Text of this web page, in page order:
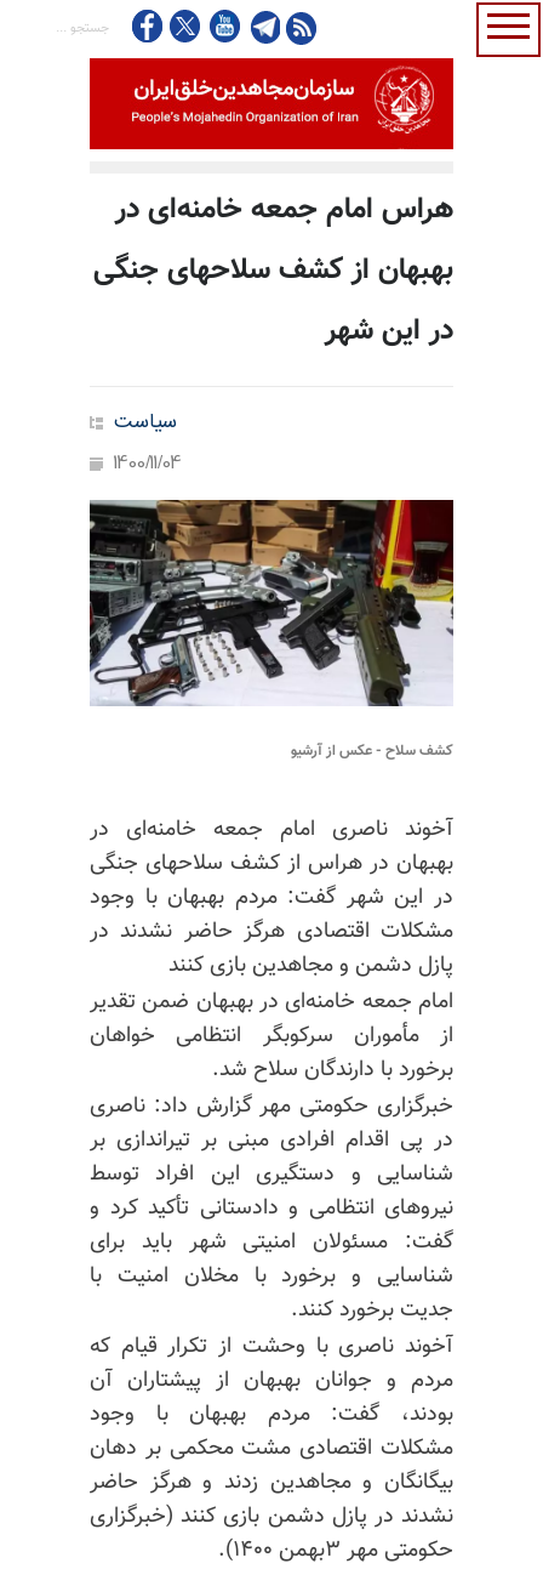
هراس امام جمعه خامنه‌ای در
بهبهان از کشف سلاحهای جنگی
در این شهر
سیاست
1400/11/04
کشف سلاح - عکس از آرشیو
آخوند ناصری امام جمعه خامنه‌ای در
بهبهان در هراس از کشف سلاحهای جنگی
در این شهر گفت: مردم بهبهان با وجود
مشکلات اقتصادی هرگز حاضر نشدند در
پازل دشمن و مجاهدین بازی کنند
امام جمعه خامنه‌ای در بهبهان ضمن تقدیر
از مأموران سرکوبگر انتظامی خواهان
برخورد با دارندگان سلاح شد.
خبرگزاری حکومتی مهر گزارش داد: ناصری
در پی اقدام افرادی مبنی بر تیراندازی بر
شناسایی و دستگیری این افراد توسط
نیروهای انتظامی و دادستانی تأکید کرد و
گفت: مسئولان امنیتی شهر باید برای
شناسایی و برخورد با مخلان امنیت با
جدیت برخورد کنند.
آخوند ناصری با وحشت از تکرار قیام که
مردم و جوانان بهبهان از پیشتاران آن
بودند، گفت: مردم بهبهان با وجود
مشکلات اقتصادی مشت محکمی بر دهان
بیگانگان و مجاهدین زدند و هرگز حاضر
نشدند در پازل دشمن بازی کنند (خبرگزاری
حکومتی مهر ۳بهمن ۱۴۰۰).